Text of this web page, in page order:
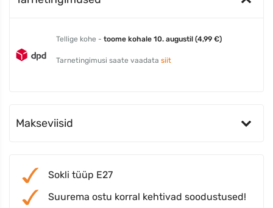
Tellige kohe - toome kohale 10. augustil (4,99 €)
Tarnetingimusi saate vaadata siit
Makseviisid
Sokli tüüp E27
Suurema ostu korral kehtivad soodustused!